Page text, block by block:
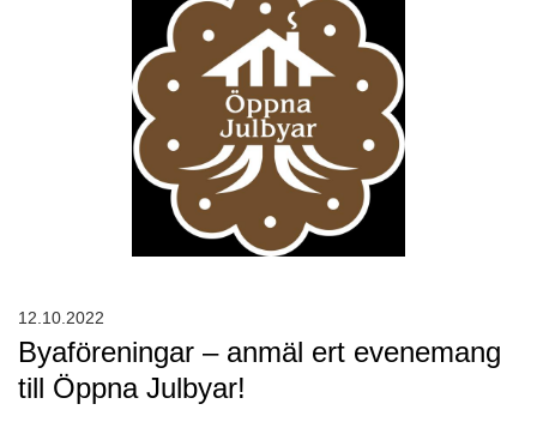
Byaföreningar – anmäl ert evenemang
till Öppna Julbyar!
12.10.2022